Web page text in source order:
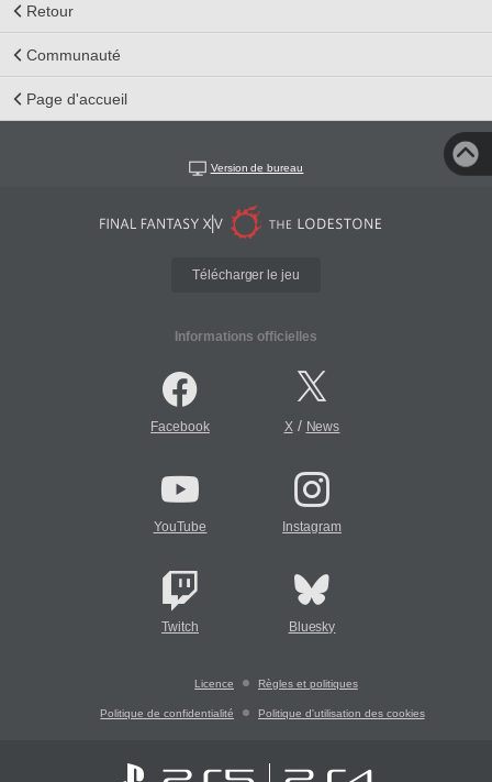
Retour
Communauté
Page d'accueil
Version de bureau
Télécharger le jeu
Informations officielles
Facebook X/ News
YouTube Instagram
Twitch Bluesky
Licence Règles et politiques
Politique de confidentialité Politique d'utilisation des cookies